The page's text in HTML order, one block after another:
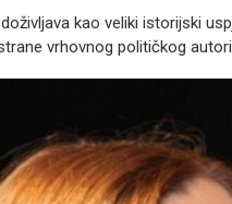
kao veliki istorijski
vrhovnog političkog